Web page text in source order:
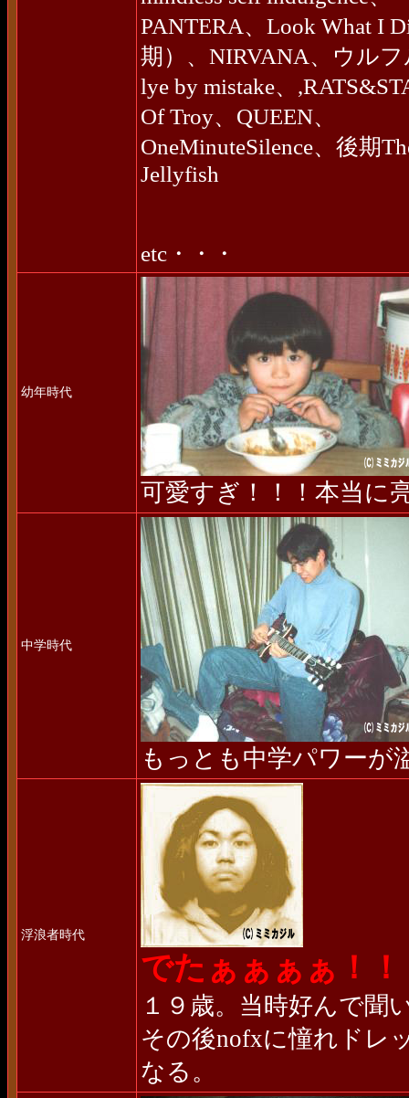
PANTERA、Look What I
期）、NIRVANA、ウル
lye by mistake、
Of Troy、QUEEN、
OneMinuteSilence、後期
Jellyfish
etc・・・
幼年時代
可愛すぎ！！！本当に
中学時代
もっとも中学パワーが
浮浪者時代
でたぁぁぁぁ！
１９歳。当時好んで聞
その後nofxに憧れドレ
なる。